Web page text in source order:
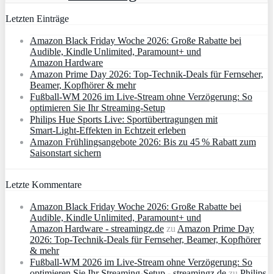
Letzten Einträge
Amazon Black Friday Woche 2026: Große Rabatte bei
Audible, Kindle Unlimited, Paramount+ und
Amazon Hardware
Amazon Prime Day 2026: Top-Technik-Deals für Fernseher,
Beamer, Kopfhörer & mehr
Fußball-WM 2026 im Live-Stream ohne Verzögerung: So
optimieren Sie Ihr Streaming-Setup
Philips Hue Sports Live: Sportübertragungen mit
Smart‑Light‑Effekten in Echtzeit erleben
Amazon Frühlingsangebote 2026: Bis zu 45 % Rabatt zum
Saisonstart sichern
Letzte Kommentare
Amazon Black Friday Woche 2026: Große Rabatte bei
Audible, Kindle Unlimited, Paramount+ und
Amazon Hardware - streamingz.de zu Amazon Prime Day
2026: Top-Technik-Deals für Fernseher, Beamer, Kopfhörer
& mehr
Fußball-WM 2026 im Live-Stream ohne Verzögerung: So